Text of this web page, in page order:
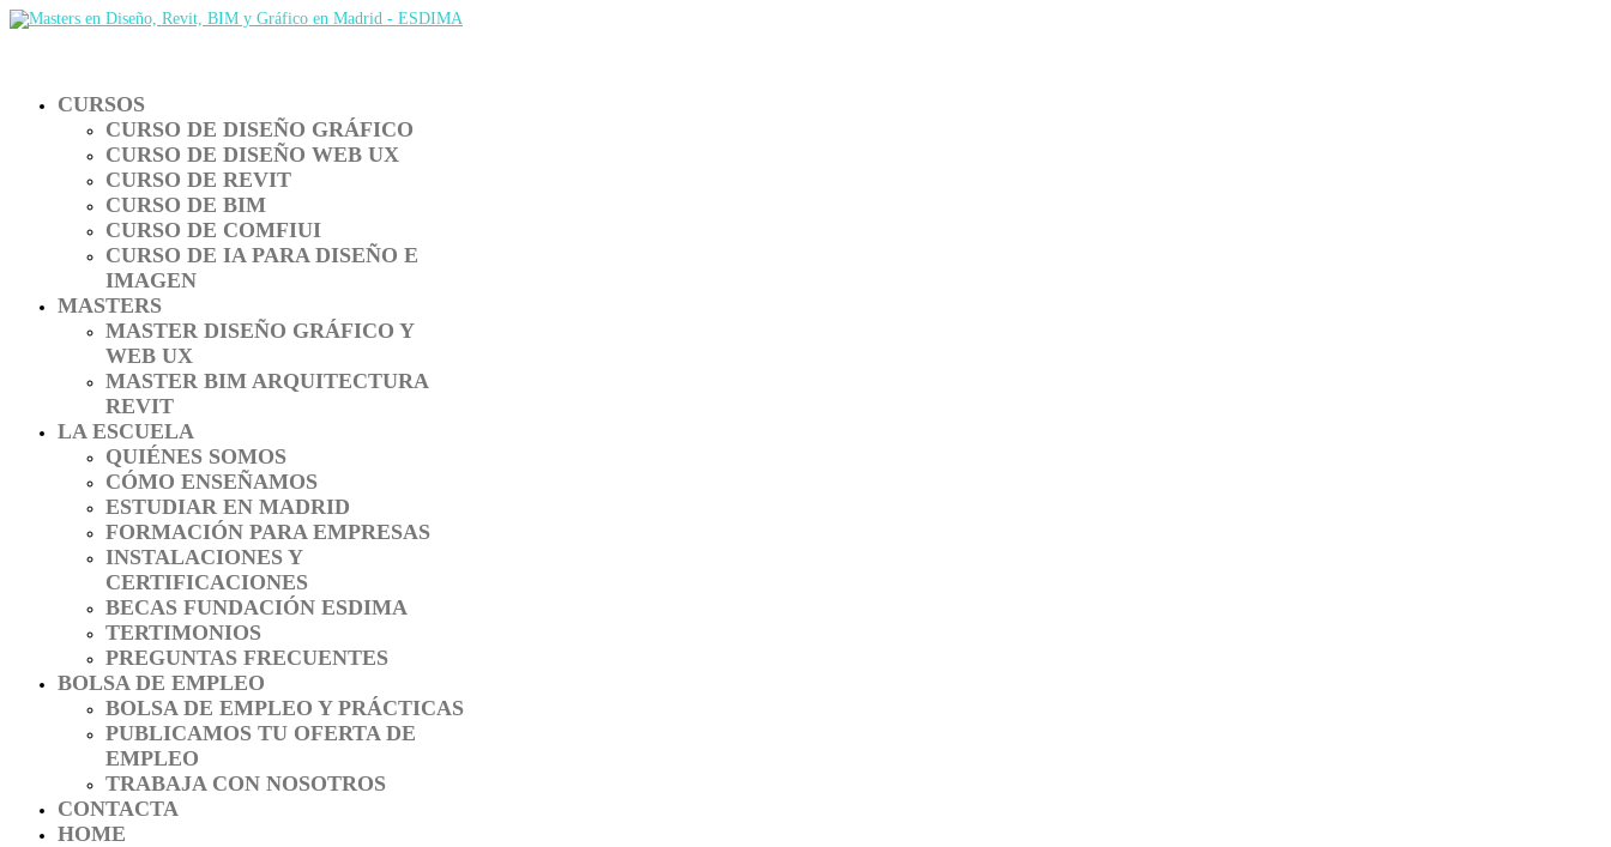
CURSOS
CURSO DE DISEÑO GRÁFICO
CURSO DE DISEÑO WEB UX
CURSO DE REVIT
CURSO DE BIM
CURSO DE COMFIUI
CURSO DE IA PARA DISEÑO E
IMAGEN
MASTERS
MASTER DISEÑO GRÁFICO Y
WEB UX
MASTER BIM ARQUITECTURA
REVIT
LA ESCUELA
QUIÉNES SOMOS
CÓMO ENSEÑAMOS
ESTUDIAR EN MADRID
FORMACIÓN PARA EMPRESAS
INSTALACIONES Y
CERTIFICACIONES
BECAS FUNDACIÓN ESDIMA
TERTIMONIOS
PREGUNTAS FRECUENTES
BOLSA DE EMPLEO
BOLSA DE EMPLEO Y PRÁCTICAS
PUBLICAMOS TU OFERTA DE
EMPLEO
TRABAJA CON NOSOTROS
CONTACTA
HOME